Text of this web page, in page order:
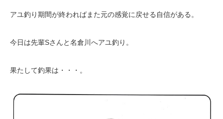
アユ釣り期間が終わればまた元の感覚に戻せる自信がある。
今日は先輩Sさんと名倉川へアユ釣り。
果たして釣果は・・・。